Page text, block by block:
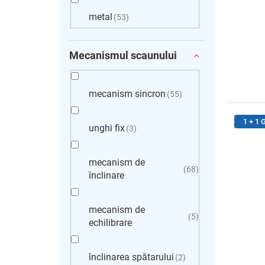
metal 53
Mecanismul scaunului
mecanism sincron 55
unghi fix 3
mecanism de
înclinare
68
mecanism de
echilibrare
5
înclinarea spătarului 2
1 + 1